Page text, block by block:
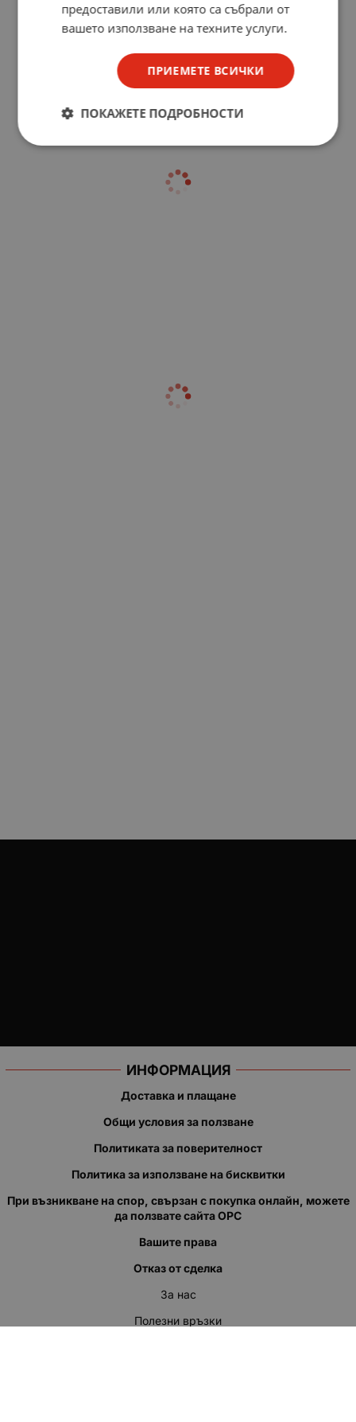
ИНФОРМАЦИЯ
Доставка и плащане
Общи условия за ползване
Политиката за поверителност
Политика за използване на бисквитки
При възникване на спор, свързан с покупка онлайн, можете
да ползвате сайта ОРС
Вашите права
Отказ от сделка
За нас
Полезни връзки
предоставили или която са събрали от
вашето използване на техните услуги.
ПРИЕМЕТЕ ВСИЧКИ
ПОКАЖЕТЕ ПОДРОБНОСТИ